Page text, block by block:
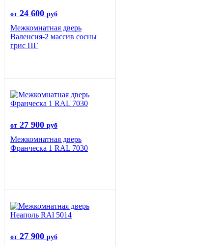
от 24 600 руб
Межкомнатная дверь
Валенсия-2 массив сосны
грис ПГ
от 27 900 руб
Межкомнатная дверь
Франческа 1 RAL 7030
от 27 900 руб